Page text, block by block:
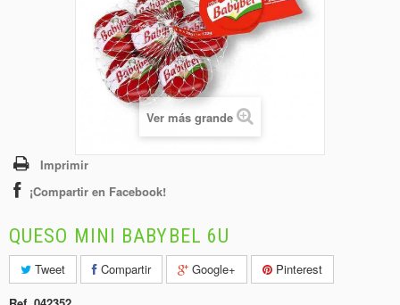
CONGELADOS
Ver más grande
Imprimir
¡Compartir en Facebook!
QUESO MINI BABYBEL 6U
Tweet Compartir Google+
Pinterest